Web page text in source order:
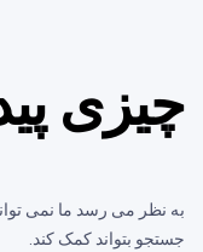
چیزی
به نظر می رسد ما نمی
جستجو بتواند کمک کند.